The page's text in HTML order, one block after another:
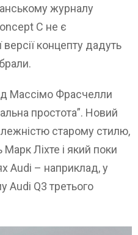
журналу
C не є
концепту дадуть
Массімо Фрасчелли
простота”. Новий
старому стилю,
Марк Ліхте і який поки
Audi – наприклад, у
Q3 третього